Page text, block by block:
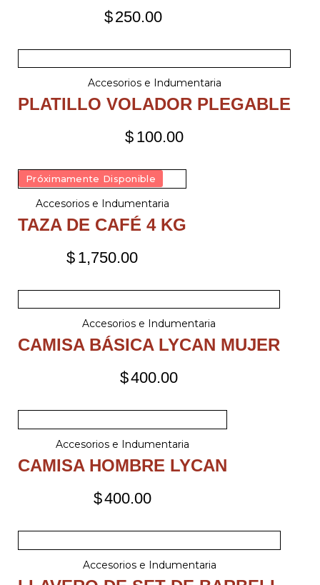
$250.00
Accesorios e Indumentaria
PLATILLO VOLADOR PLEGABLE
$ 100.00
Próximamente Disponible
Accesorios e Indumentaria
TAZA DE CAFÉ 4 KG
$ 1,750.00
Accesorios e Indumentaria
CAMISA BÁSICA LYCAN MUJER
$400.00
Accesorios e Indumentaria
CAMISA HOMBRE LYCAN
$400.00
Accesorios e Indumentaria